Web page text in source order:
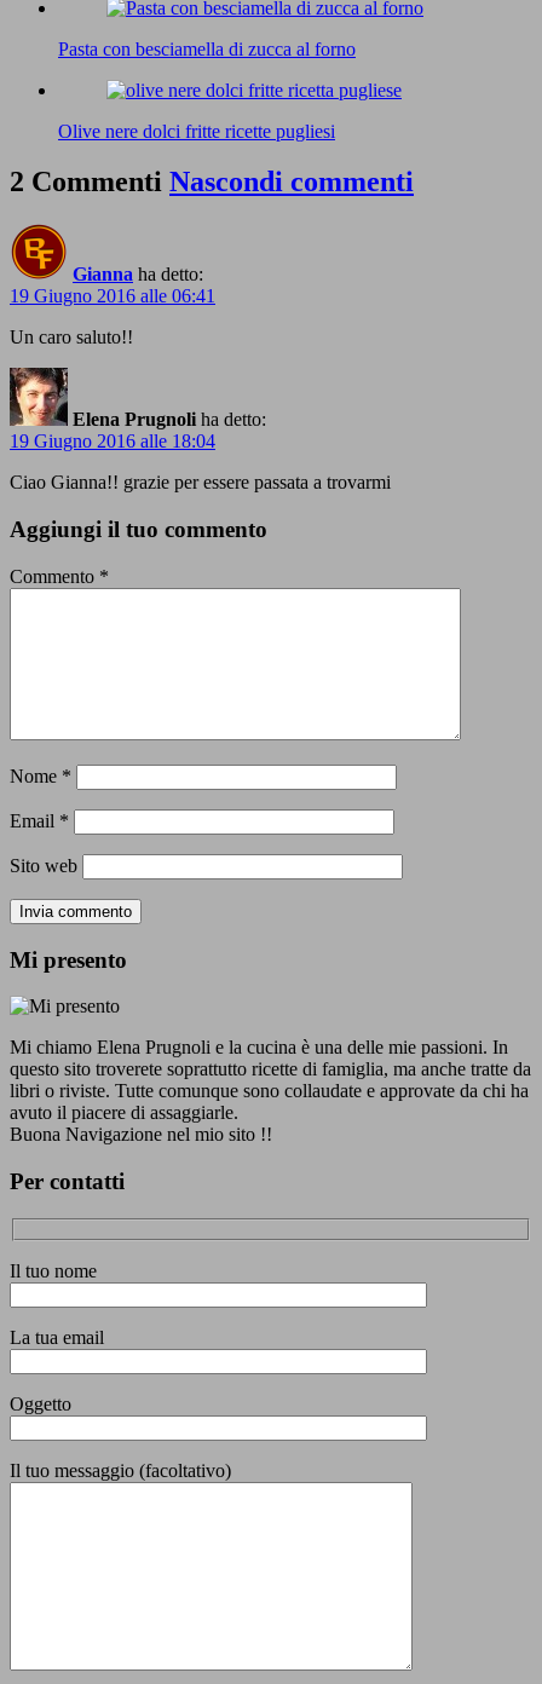
Pasta con besciamella di zucca al forno
Olive nere dolci fritte ricette pugliesi
2 Commenti Nascondi commenti
Gianna ha detto:
19 Giugno 2016 alle 06:41
Un caro saluto!!
Elena Prugnoli ha detto:
19 Giugno 2016 alle 18:04
Ciao Gianna!! grazie per essere passata a trovarmi
Aggiungi il tuo commento
Commento *
Nome *
Email *
Sito web
Mi presento
Mi chiamo Elena Prugnoli e la cucina è una delle mie passioni. In
questo sito troverete soprattutto ricette di famiglia, ma anche tratte da
libri o riviste. Tutte comunque sono collaudate e approvate da chi ha
avuto il piacere di assaggiarle.
Buona Navigazione nel mio sito !!
Per contatti
Il tuo nome
La tua email
Oggetto
Il tuo messaggio (facoltativo)